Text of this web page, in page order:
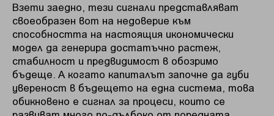
Взети заедно, тези сигнали представляват
своеобразен вот на недоверие към
способността на настоящия икономически
модел да генерира достатъчно растеж,
стабилност и предвидимост в обозримо
бъдеще. А когато капиталът започне да губи
увереност в бъдещето на една система, това
обикновено е сигнал за процеси, които се